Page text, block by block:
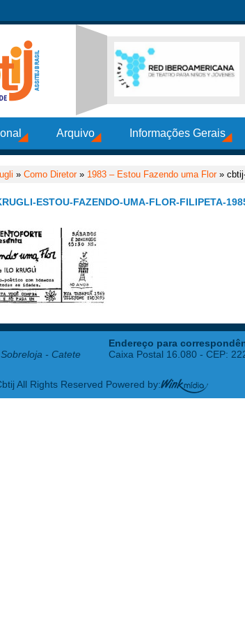
Arquivo Informações Gerais
» Como Diretor» 1983 – Estou Fazendo uma Flor»
ESTOU-FAZENDO-UMA-FLOR-FILIPETA-
- Catete
Endereço para
Caixa Postal 16.080 - CEP:
All Rights Reserved Powered by: